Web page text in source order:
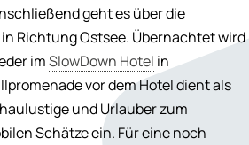
geht es über die
Richtung Ostsee. Übernachtet wird
imSlowDown Hotel in
vor dem Hotel dient als
und Urlauber zum
Schätze ein. Für eine noch